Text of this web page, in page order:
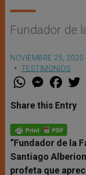
Fundador de
NOVIEMBRE 25, 2020
TESTIMONIOS
W
t
s
p
p
M
e
s
e
g
e
r
F
a
e
b
o
k
Share this Entry
“Fundador de la
Santiago
profeta que